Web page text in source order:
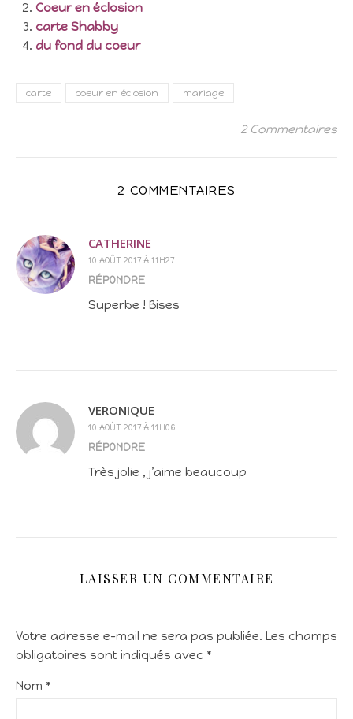
Coeur en éclosion
carte Shabby
du fond du coeur
carte coeur en éclosion mariage
2 Commentaires
2 COMMENTAIRES
CATHERINE
10 AOÛT 2017 À 11H27
RÉPONDRE
Superbe ! Bises
VERONIQUE
10 AOÛT 2017 À 11H06
RÉPONDRE
Très jolie , j’aime beaucoup
LAISSER UN COMMENTAIRE
Votre adresse e-mail ne sera pas publiée. Les champs
obligatoires sont indiqués avec *
Nom *